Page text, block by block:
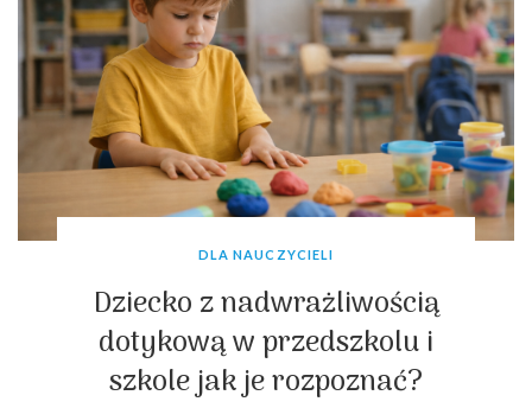
DLA NAUCZYCIELI
Dziecko z nadwrażliwością
dotykową w przedszkolu i
szkole jak je rozpoznać?